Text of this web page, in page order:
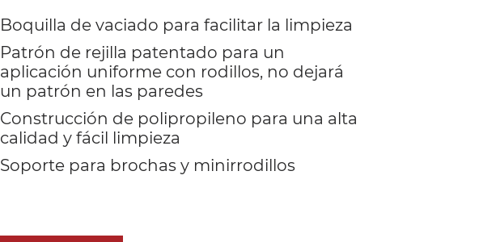
Boquilla de vaciado para facilitar la limpieza
Patrón de rejilla patentado para un
aplicación uniforme con rodillos, no dejará
un patrón en las paredes
Construcción de polipropileno para una alta
calidad y fácil limpieza
Soporte para brochas y minirrodillos